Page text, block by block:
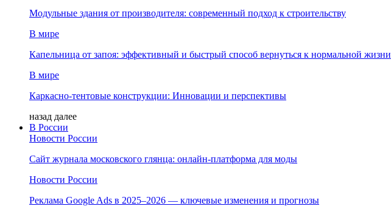
Модульные здания от производителя: современный подход к строительству
В мире
Капельница от запоя: эффективный и быстрый способ вернуться к нормальной жизни
В мире
Каркасно-тентовые конструкции: Инновации и перспективы
назад далее
В России
Новости России
Сайт журнала московского глянца: онлайн‑платформа для моды
Новости России
Реклама Google Ads в 2025–2026 — ключевые изменения и прогнозы